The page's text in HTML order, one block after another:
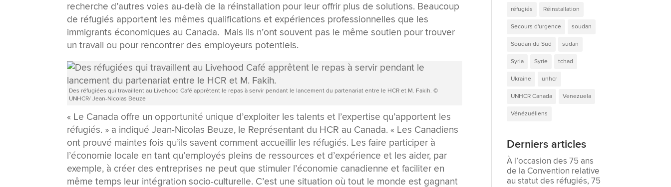
recherche d’autres voies au-delà de la réinstallation pour leur offrir plus de solutions. Beaucoup
de réfugiés apportent les mêmes qualifications et expériences professionnelles que les
immigrants économiques au Canada. Mais ils n’ont souvent pas le même soutien pour trouver
un travail ou pour rencontrer des employeurs potentiels.
Des réfugiées qui travaillent au Livehood Café apprêtent le repas à servir pendant le lancement du partenariat entre le HCR et M. Fakih. ©
UNHCR/ Jean-Nicolas Beuze
« Le Canada offre un opportunité unique d’exploiter les talents et l’expertise qu’apportent les
réfugiés. » a indiqué Jean-Nicolas Beuze, le Représentant du HCR au Canada. « Les Canadiens
ont prouvé maintes fois qu’ils savent comment accueillir les réfugiés. Les faire participer à
l’économie locale en tant qu’employés pleins de ressources et d’expérience et les aider, par
exemple, à créer des entreprises ne peut que stimuler l’économie canadienne et faciliter en
même temps leur intégration socio-culturelle. C’est une situation où tout le monde est gagnant
réfugiés Réinstallation
Secours d'urgence soudan
Soudan du Sud sudan
Syria Syrie tchad
Ukraine unhcr
UNHCR Canada Venezuela
Vénézuéliens
Derniers articles
À l’occasion des 75 ans
de la Convention relative
au statut des réfugiés, 75